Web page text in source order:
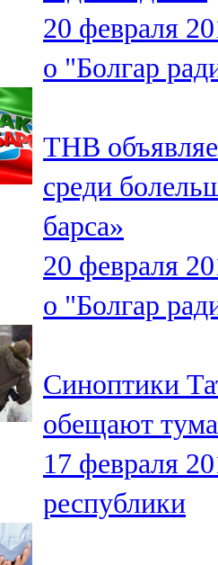
71,42 FM
Сарман
Теләче
106,1 FM
Түбән Кама
102,6 FM
Чирмешән
Чистай
103,0 FM
Чүпрәле
91,0 FM
20 февраля
о "Болгар
ТНВ
среди
барса»
20 февраля
о "Болгар
Синоптики
обещают
17 февраля
республики